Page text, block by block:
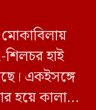
হাই
একইসঙ্গে
হয়ে কালাদান